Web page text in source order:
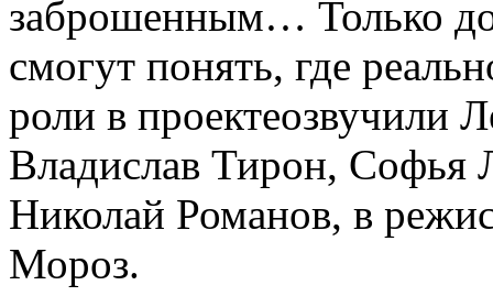
заброшенным… Только
смогут понять, где
роли в проектеозвучили
Владислав Тирон, Софья
Николай Романов, в
Мороз.